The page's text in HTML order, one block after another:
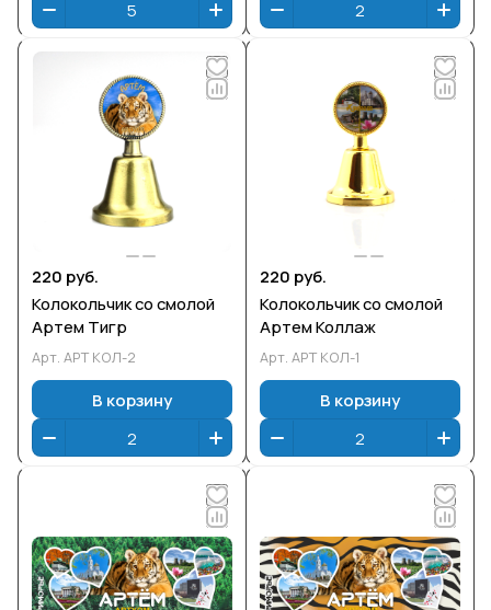
220 руб.
Колокольчик со смолой
Артем Тигр
Арт. АРТ КОЛ-2
В корзину
220 руб.
Колокольчик со смолой
Артем Коллаж
Арт. АРТ КОЛ-1
В корзину